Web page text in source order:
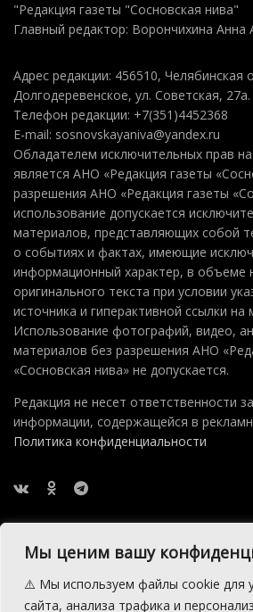
Мы ценим вашу
⚠️ Мы используем файлы cookie для
сайта, анализа трафика и
"Редакция газеты "Сосновская нива"
Главный редактор: Ворончихина Анна
Адрес редакции: 456510, Челябинская
Долгодеревенское, ул. Советская, 27а.
Телефон редакции: +7(351)4452368
E-mail: sosnovskayaniva@yandex.ru
Обладателем исключительных прав
является АНО «Редакция газеты
разрешения АНО «Редакция газеты
использование допускается
материалов, представляющих собой
о событиях и фактах, имеющие
информационный характер, в объеме
оригинального текста при условии
источника и гиперактивной ссылки на
Использование фотографий, видео,
материалов без разрешения АНО
«Сосновская нива» не допускается.
Редакция не несет ответственности
информации, содержащейся в
Политика конфиденциальности
2015 — 2026 © АНО Редакция газеты